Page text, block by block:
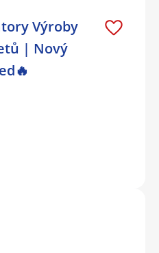
Výroby
| Nový